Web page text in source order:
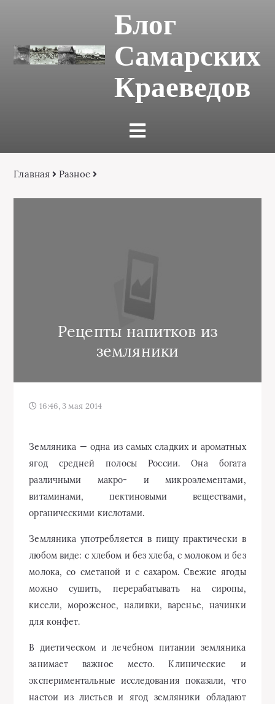
Блог
Самарских
Краеведов
Главная Разное
Рецепты напитков из
земляники
16:46, 3 мая 2014
Земляника — одна из самых сладких и ароматных
ягод средней полосы России. Она богата
различными макро- и микроэлементами,
витаминами, пектиновыми веществами,
органическими кислотами.
Земляника употребляется в пищу практически в
любом виде: с хлебом и без хлеба, с молоком и без
молока, со сметаной и с сахаром. Свежие ягоды
можно сушить, перерабатывать на сиропы,
кисели, мороженое, наливки, варенье, начинки
для конфет.
В диетическом и лечебном питании земляника
занимает важное место. Клинические и
экспериментальные исследования показали, что
настои из листьев и ягод земляники обладают